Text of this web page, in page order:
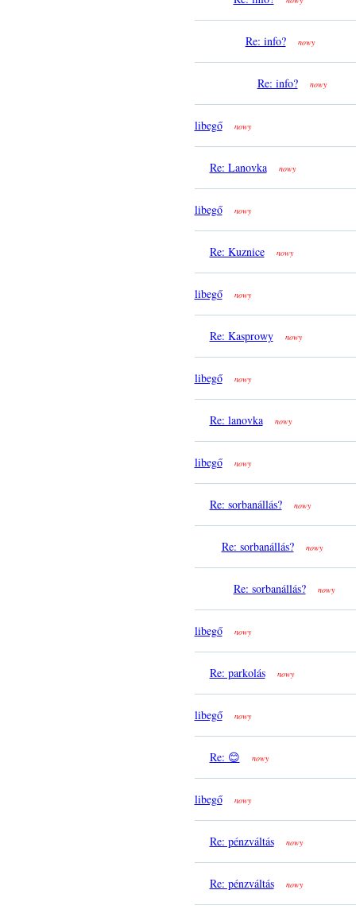
Re: info? nowy
Re: info? nowy
libegő nowy
Re: Lanovka nowy
libegő nowy
Re: Kuznice nowy
libegő nowy
Re: Kasprowy nowy
libegő nowy
Re: lanovka nowy
libegő nowy
Re: sorbanállás? nowy
Re: sorbanállás? nowy
Re: sorbanállás? nowy
libegő nowy
Re: parkolás nowy
libegő nowy
Re: 😊 nowy
libegő nowy
Re: pénzváltás nowy
Re: pénzváltás nowy